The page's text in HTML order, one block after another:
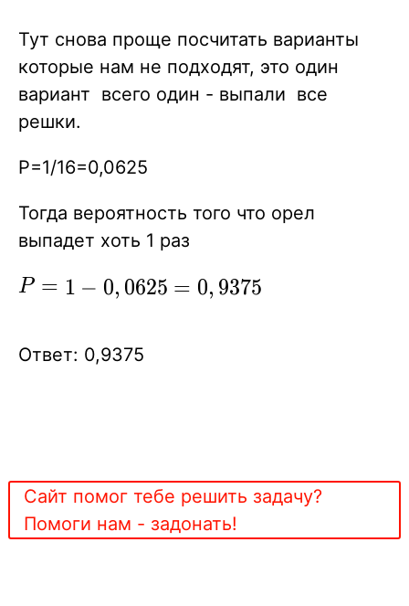
Тут снова проще посчитать варианты
которые нам не подходят, это один
вариант всего один - выпали все
решки.
P=1/16=0,0625
Тогда вероятность того что орел
выпадет хоть 1 раз
P= 1-
0,9375
P = 1 − 0, 0625 = 0, 9375
Ответ: 0,9375
Сайт помог тебе решить задачу?
Помоги нам - задонать!